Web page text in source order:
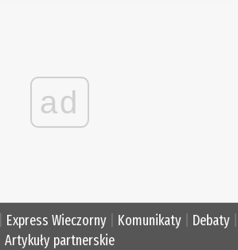
ad
Express Wieczorny Komunikaty Debaty
Artykuły partnerskie